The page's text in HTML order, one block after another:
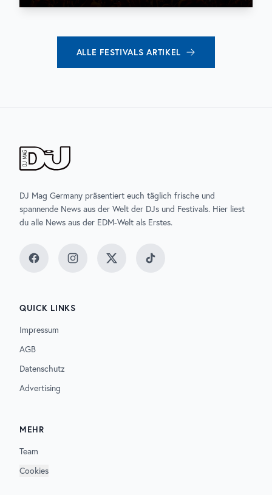
ALLE FESTIVALS ARTIKEL
DJ Mag Germany präsentiert euch täglich frische und
spannende News aus der Welt der DJs und Festivals. Hier liest
du alle News aus der EDM-Welt als Erstes.
FacebookInstagramTwitter TikTok
QUICK LINKS
Impressum
AGB
Datenschutz
Advertising
MEHR
Team
Cookies